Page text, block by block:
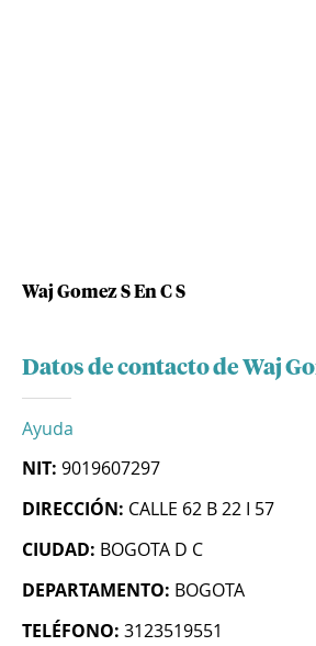
Waj Gomez S En C S
Datos de contacto de Waj
Ayuda
NIT: 9019607297
DIRECCIÓN: CALLE 62 B 22 I 57
CIUDAD: BOGOTA D C
DEPARTAMENTO: BOGOTA
TELÉFONO: 3123519551